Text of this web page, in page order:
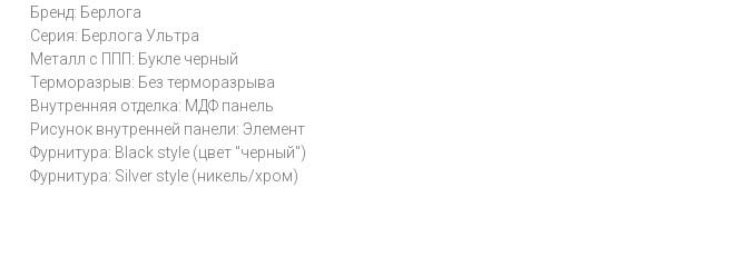
Бренд: Берлога
Серия: Берлога Ультра
Металл с ППП: Букле черный
Терморазрыв: Без терморазрыва
Внутренняя отделка: МДФ панель
Рисунок внутренней панели: Элемент
Фурнитура: Black style (цвет "черный")
Фурнитура: Silver style (никель/хром)